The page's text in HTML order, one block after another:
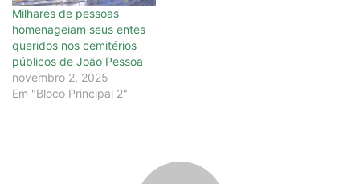
Milhares de pessoas
homenageiam seus entes
queridos nos cemitérios
públicos de João Pessoa
novembro 2, 2025
Em "Bloco Principal 2"